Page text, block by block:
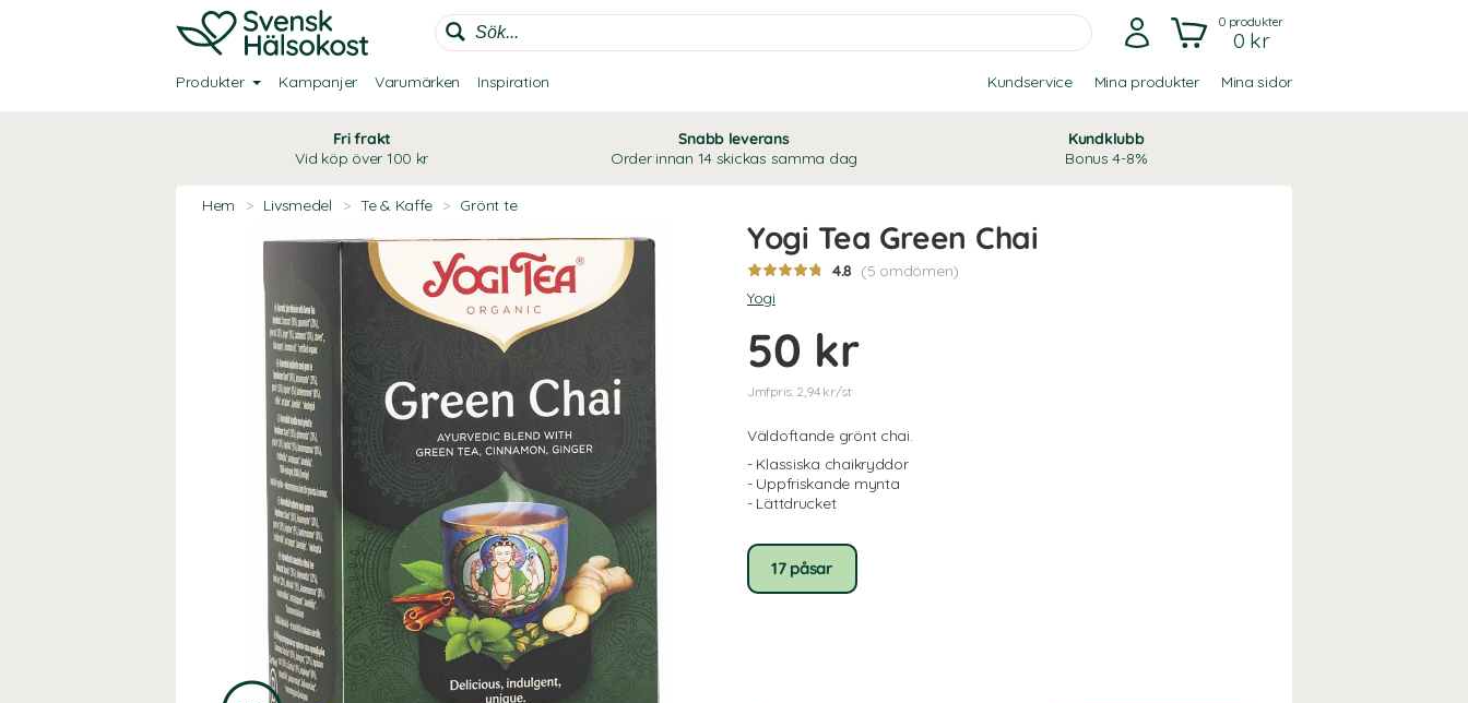
0produkter
0 kr
Produkter Kampanjer Varumärken Inspiration Kundservice Mina produkter Mina sidor
Fri frakt
Vid köp över 100 kr
Snabb leverans
Order innan 14 skickas samma dag
Kundklubb
Bonus 4-8%
Hem > Livsmedel > Te & Kaffe > Grönt te
Yogi Tea Green Chai
4.8 (5 omdömen)
Yogi
50 kr
Jmfpris: 2,94 kr/st
Väldoftande grönt chai.
- Klassiska chaikryddor
- Uppfriskande mynta
- Lättdrucket
17 påsar